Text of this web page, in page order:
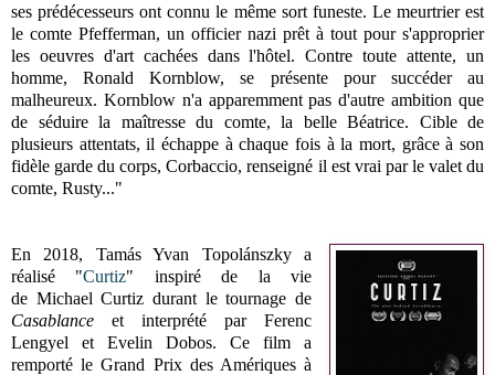
ses prédécesseurs ont connu le même sort funeste. Le meurtrier est
le comte Pfefferman, un officier nazi prêt à tout pour s'approprier
les oeuvres d'art cachées dans l'hôtel. Contre toute attente, un
homme, Ronald Kornblow, se présente pour succéder au
malheureux. Kornblow n'a apparemment pas d'autre ambition que
de séduire la maîtresse du comte, la belle Béatrice. Cible de
plusieurs attentats, il échappe à chaque fois à la mort, grâce à son
fidèle garde du corps, Corbaccio, renseigné il est vrai par le valet du
comte, Rusty..."
En 2018, Tamás Yvan Topolánszky a
réalisé "Curtiz" inspiré de la vie
de Michael Curtiz durant le tournage de
Casablance et interprété parFerenc
Lengyel et Evelin Dobos. Ce film a
remporté le Grand Prix des Amériques à